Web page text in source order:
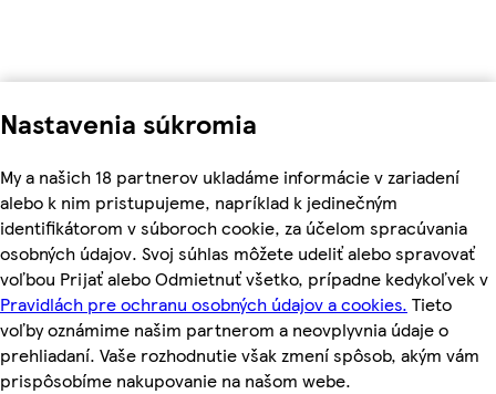
Nastavenia súkromia
My a našich 18 partnerov ukladáme informácie v zariadení
alebo k nim pristupujeme, napríklad k jedinečným
identifikátorom v súboroch cookie, za účelom spracúvania
osobných údajov. Svoj súhlas môžete udeliť alebo spravovať
voľbou Prijať alebo Odmietnuť všetko, prípadne kedykoľvek v
Pravidlách pre ochranu osobných údajov a cookies. Tieto
voľby oznámime našim partnerom a neovplyvnia údaje o
prehliadaní. Vaše rozhodnutie však zmení spôsob, akým vám
prispôsobíme nakupovanie na našom webe.